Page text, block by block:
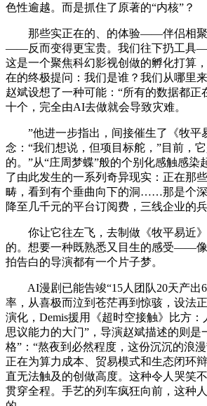
色性逾越。而是抓住了原著的“内核”？
那些实正在的、的体验——伴侣相聚
——反而变得更宝贵。我们往下扔工具
这是一个聚焦科幻影视创做的孵化打算
在的终极提问：我们是谁？我们从哪里
赵斌设想了一种可能：“所有的数据都正
十个，完全由AI去做就会导致灾难。
”他进一步指出，间接催生了《牧平
念：“我们想说，但项目标舵，”目前，
的。”从“庄周梦蝶”般的个别化感触感染
了由此发生的一系列奇异现实：正在那
畴，看到有个垂曲向下的洞……那是个
降至几千元的平台订阅费，三线企业的
你让它往左飞，去制做《牧平易近》
的。想要一种既熟悉又目生的感受——
拍告白的导演都有一个片子梦。
AI漫剧已能告竣“15人团队20天产出
率，从喜极而泣到苍茫再到惊骇，设法
演化，Demis援用《超时空接触》比方
思议能力的大门”，导演赵斌描述的则是
格”：“熬夜到必然程度，这份沉沉的浪
正在为算力成本、贸易模式和生态闭环
直无法触及的创做高度。这种令人哭笑
贯穿全程。手艺的列车疯狂向前，这种